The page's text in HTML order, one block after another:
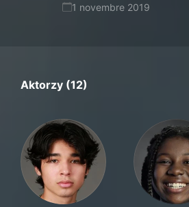
1 novembre 2019
Aktorzy (12)